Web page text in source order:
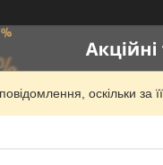
оскільки за